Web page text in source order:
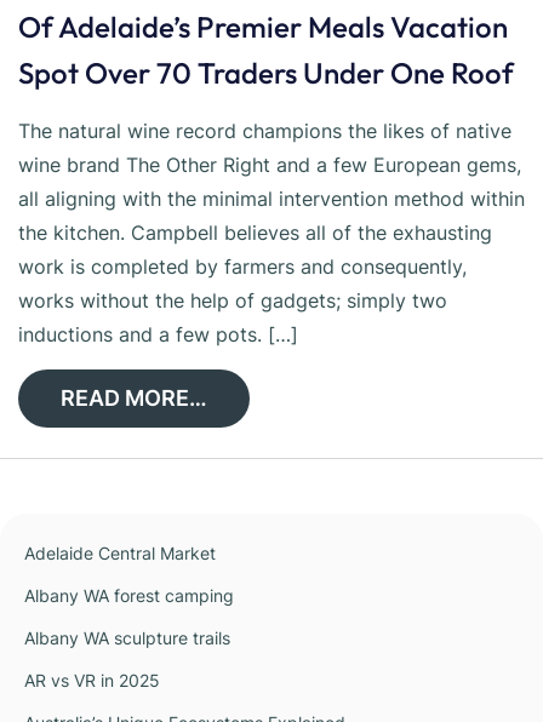
Of Adelaide’s Premier Meals Vacation
Spot Over 70 Traders Under One Roof
The natural wine record champions the likes of native
wine brand The Other Right and a few European gems,
all aligning with the minimal intervention method within
the kitchen. Campbell believes all of the exhausting
work is completed by farmers and consequently,
works without the help of gadgets; simply two
inductions and a few pots. […]
READ MORE…
Adelaide Central Market
Albany WA forest camping
Albany WA sculpture trails
AR vs VR in 2025